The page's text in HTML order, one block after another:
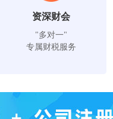
资深财会
"多对一"
专属财税服务